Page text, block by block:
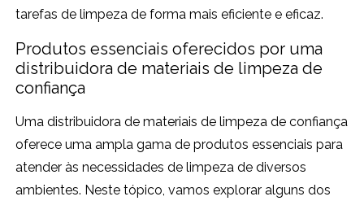
tarefas de limpeza de forma mais eficiente e eficaz.
Produtos essenciais oferecidos por uma
distribuidora de materiais de limpeza de
confiança
Uma distribuidora de materiais de limpeza de confiança
oferece uma ampla gama de produtos essenciais para
atender às necessidades de limpeza de diversos
ambientes. Neste tópico, vamos explorar alguns dos